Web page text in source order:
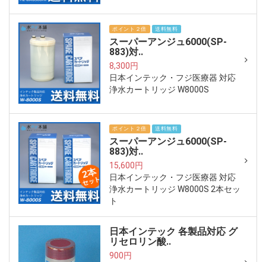
ポイント２倍 送料無料
スーパーアンジュ6000(SP-
883)対..
8,300円
日本インテック・フジ医療器 対応
浄水カートリッジ W8000S
ポイント２倍 送料無料
スーパーアンジュ6000(SP-
883)対..
15,600円
日本インテック・フジ医療器 対応
浄水カートリッジ W8000S 2本セッ
ト
日本インテック 各製品対応 グ
リセロリン酸..
900円